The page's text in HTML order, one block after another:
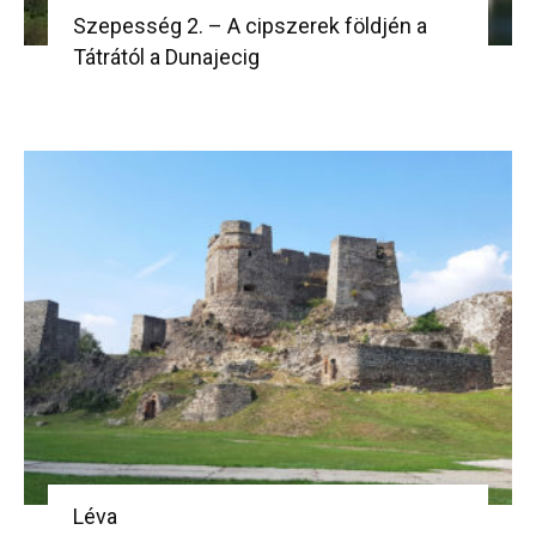
Szepesség 2. – A cipszerek földjén a
Tátrától a Dunajecig
Léva